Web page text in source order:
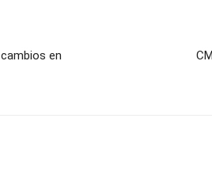
en